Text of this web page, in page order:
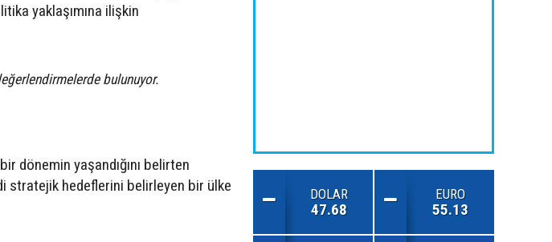
yaklaşımına ilişkin
bulunuyor.
dönemin yaşandığını belirten
stratejik hedeflerini belirleyen bir ülke
DOLAR
47.68
EURO
55.13